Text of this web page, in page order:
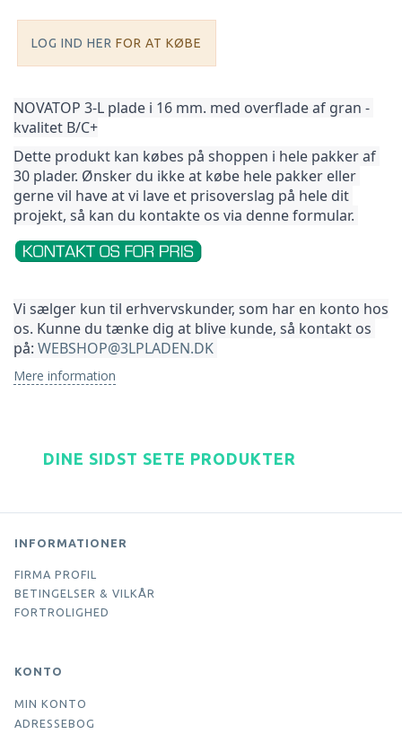
LOG IND HER FOR AT KØBE
NOVATOP 3-L plade i 16 mm. med overflade af gran -
kvalitet B/C+
Dette produkt kan købes på shoppen i hele pakker af
30 plader. Ønsker du ikke at købe hele pakker eller
gerne vil have at vi lave et prisoverslag på hele dit
projekt, så kan du kontakte os via denne formular.
Vi sælger kun til erhvervskunder, som har en konto hos
os. Kunne du tænke dig at blive kunde, så kontakt os
på: WEBSHOP@3LPLADEN.DK
Mere information
DINE SIDST SETE PRODUKTER
INFORMATIONER
FIRMA PROFIL
BETINGELSER & VILKÅR
FORTROLIGHED
KONTO
MIN KONTO
ADRESSEBOG